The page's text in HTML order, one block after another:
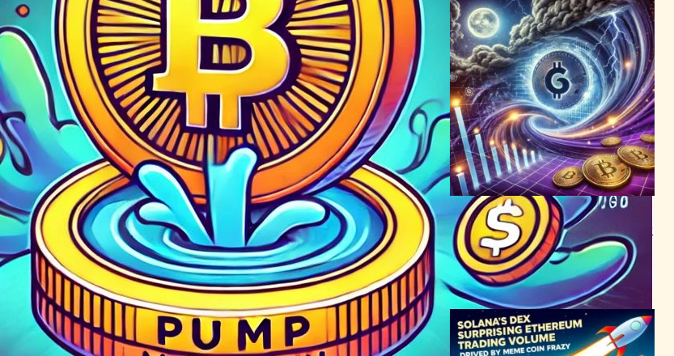
ミームコインブームが浮き彫
りにするSolanaの課題と将来
性
ブロックチェーンニュース
2024年3月21日1:26